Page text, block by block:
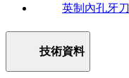
英制內孔牙刀
技術資料